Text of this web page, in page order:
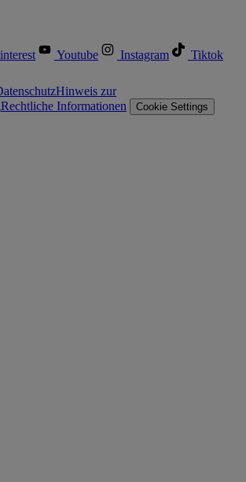
Youtube Instagram
Tiktok
Hinweis zur
Rechtliche Informationen Cookie Settings